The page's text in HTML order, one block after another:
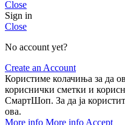
Close
Sign in
Close
No account yet?
Create an Account
Користиме колачиња за да
кориснички сметки и
СмартШоп. За да ја
ова.
More info More info Accept